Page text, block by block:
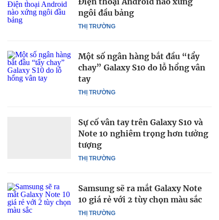
THỊ TRƯỜNG
ngôi đầu bảng
THỊ TRƯỜNG
Một số ngân hàng bắt đầu “tẩy
chay” Galaxy S10 do lỗ hổng vân
tay
THỊ TRƯỜNG
Sự cố vân tay trên Galaxy S10 và
Note 10 nghiêm trọng hơn tưởng
tượng
THỊ TRƯỜNG
Samsung sẽ ra mắt Galaxy Note
10 giá rẻ với 2 tùy chọn màu sắc